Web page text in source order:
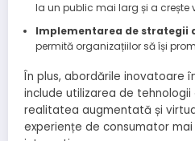
la un public mai larg și a crește
Implementarea de strategii
permită organizațiilor să își
În plus, abordările inovatoare
include utilizarea de
realitatea augmentată și
experiențe de consumator